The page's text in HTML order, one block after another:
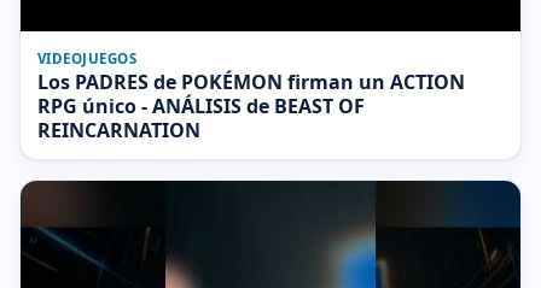
VIDEOJUEGOS
Los PADRES de POKÉMON firman un ACTION
RPG único - ANÁLISIS de BEAST OF
REINCARNATION